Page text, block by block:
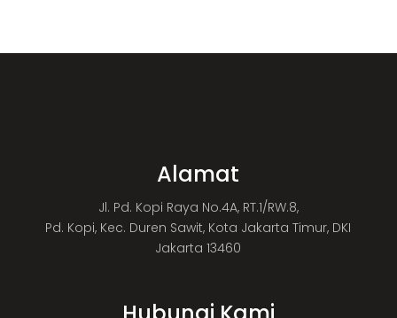
Alamat
Jl. Pd. Kopi Raya No.4A, RT.1/RW.8,
Pd. Kopi, Kec. Duren Sawit, Kota Jakarta Timur, DKI
Jakarta 13460